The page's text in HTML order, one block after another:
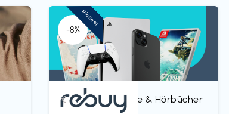
-8%
Bücher, Magazine & Hörbücher
€‎
Pioneer